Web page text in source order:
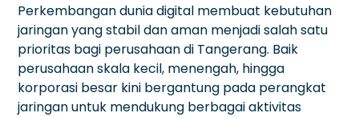
Perkembangan dunia digital membuat kebutuhan
jaringan yang stabil dan aman menjadi salah satu
prioritas bagi perusahaan di Tangerang. Baik
perusahaan skala kecil, menengah, hingga
korporasi besar kini bergantung pada perangkat
jaringan untuk mendukung berbagai aktivitas